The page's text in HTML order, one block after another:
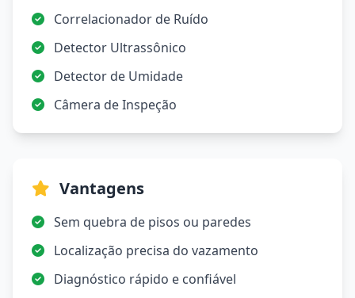
Correlacionador de Ruído
Detector Ultrassônico
Detector de Umidade
Câmera de Inspeção
Vantagens
Sem quebra de pisos ou paredes
Localização precisa do vazamento
Diagnóstico rápido e confiável